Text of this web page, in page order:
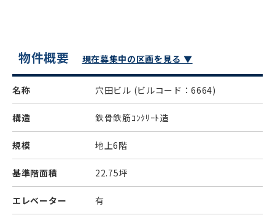
物件概要 現在募集中の区画を見る ▼
名称 穴田ビル (ビルコード：6664)
構造 鉄骨鉄筋ｺﾝｸﾘｰﾄ造
規模 地上6階
基準階面積 22.75坪
エレベーター 有